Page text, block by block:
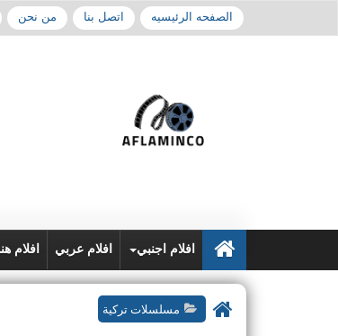
الصفحه الرئيسيه اتصل بنا من نحن
افلام اجنبي افلام عربي افلام
مسلسلات تركية